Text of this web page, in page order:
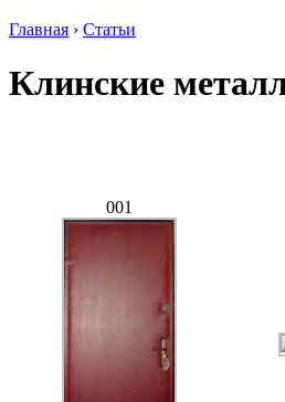
Главная › Статьи
Клинские
001